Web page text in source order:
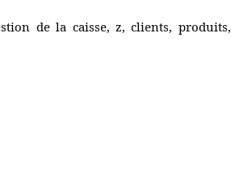
de la caisse, z, clients, produits,